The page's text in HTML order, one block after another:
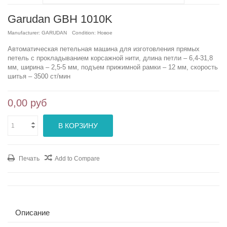
Garudan GBH 1010K
Manufacturer: GARUDAN Condition: Новое
Автоматическая петельная машина для изготовления прямых
петель с прокладыванием корсажной нити, длина петли – 6,4-31,8
мм, ширина – 2,5-5 мм, подъем прижимной рамки – 12 мм, скорость
шитья – 3500 ст/мин
0,00 руб
В КОРЗИНУ
Печать Add to Compare
Описание